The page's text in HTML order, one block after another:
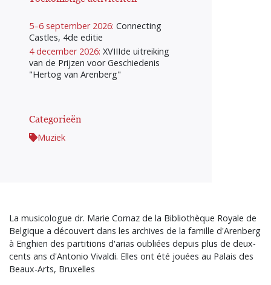
5–6 september 2026: Connecting
Castles, 4de editie
4 december 2026: XVIIIde uitreiking
van de Prijzen voor Geschiedenis
"Hertog van Arenberg"
Categorieën
Muziek
La musicologue dr. Marie Cornaz de la Bibliothèque Royale de
Belgique a découvert dans les archives de la famille d'Arenberg
à Enghien des partitions d'arias oubliées depuis plus de deux-
cents ans d'Antonio Vivaldi. Elles ont été jouées au Palais des
Beaux-Arts, Bruxelles